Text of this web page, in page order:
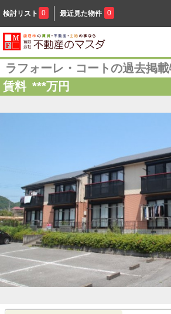
検討リスト 0 最近見た物件 0
ラフォーレ・コートの過去掲
賃料 ***万円